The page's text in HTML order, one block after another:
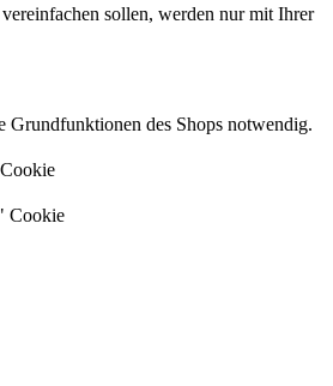
sollen, werden nur mit Ihrer
Grundfunktionen des Shops notwendig.
Cookie